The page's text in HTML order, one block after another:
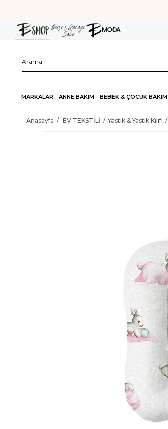
MARKALAR ANNE BAKIM BEBEK & ÇOCUK BAKIM
Anasayfa EV TEKSTİLİ Yastık & Yastık Kılıfı